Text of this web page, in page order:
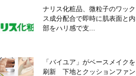
ナリス化粧品、微粒子のワック
ス成分配合で即時に肌表面と内
部をハリ感で支...
「バイユア」がベースメイクを
刷新 下地とクッションファン